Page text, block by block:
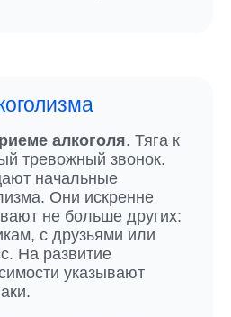
алкоголя. Тяга к
тревожный звонок.
начальные
Они искренне
не больше других:
с друзьями или
На развитие
указывают